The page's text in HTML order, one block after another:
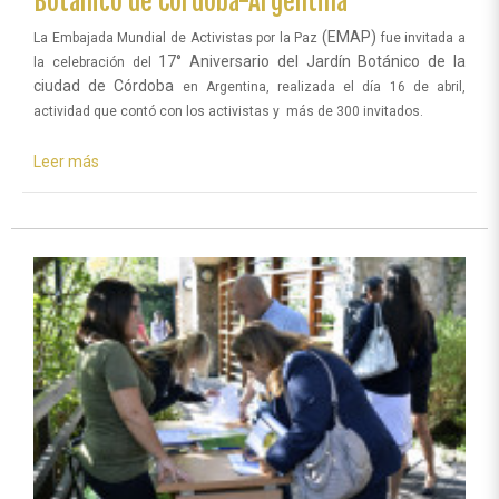
La Embajada Mundial de Activistas por la Paz (EMAP) fue invitada a
la celebración del 17° Aniversario del Jardín Botánico de la
ciudad de Córdoba
en Argentina, realizada el día 16 de abril,
actividad que contó con los activistas y más de 300 invitados.
Leer más
participan
de
la
celebración
del
Aniversario
del
Jardín
Botánico
Córdoba-
Argentina